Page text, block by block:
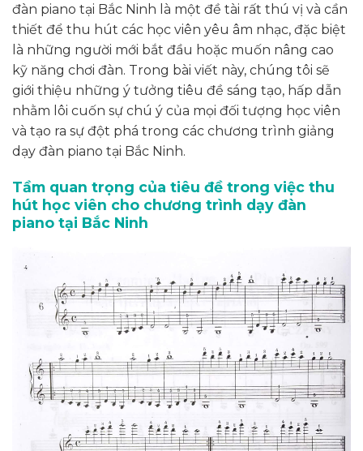
đàn piano tại Bắc Ninh là một đề tài rất thú vị và cần
thiết để thu hút các học viên yêu âm nhạc, đặc biệt
là những người mới bắt đầu hoặc muốn nâng cao
kỹ năng chơi đàn. Trong bài viết này, chúng tôi sẽ
giới thiệu những ý tưởng tiêu đề sáng tạo, hấp dẫn
nhằm lôi cuốn sự chú ý của mọi đối tượng học viên
và tạo ra sự đột phá trong các chương trình giảng
dạy đàn piano tại Bắc Ninh.
Tầm quan trọng của tiêu đề trong việc thu
hút học viên cho chương trình dạy đàn
piano tại Bắc Ninh